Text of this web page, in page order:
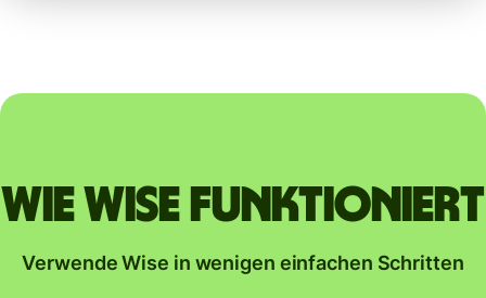
Wie Wise funktioniert
Verwende Wise in wenigen einfachen Schritten